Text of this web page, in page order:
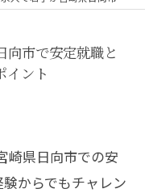
向市で安定就職と
イント
崎県日向市での安
からでもチャレン